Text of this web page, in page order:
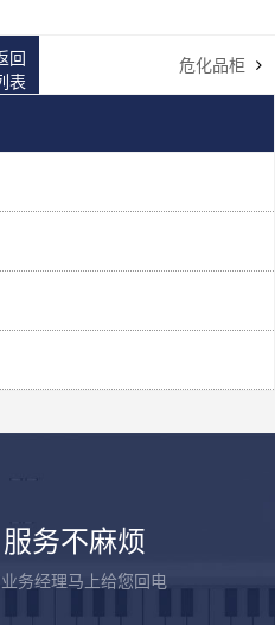
回
表
危化品柜
务不麻烦
务经理马上给您回电